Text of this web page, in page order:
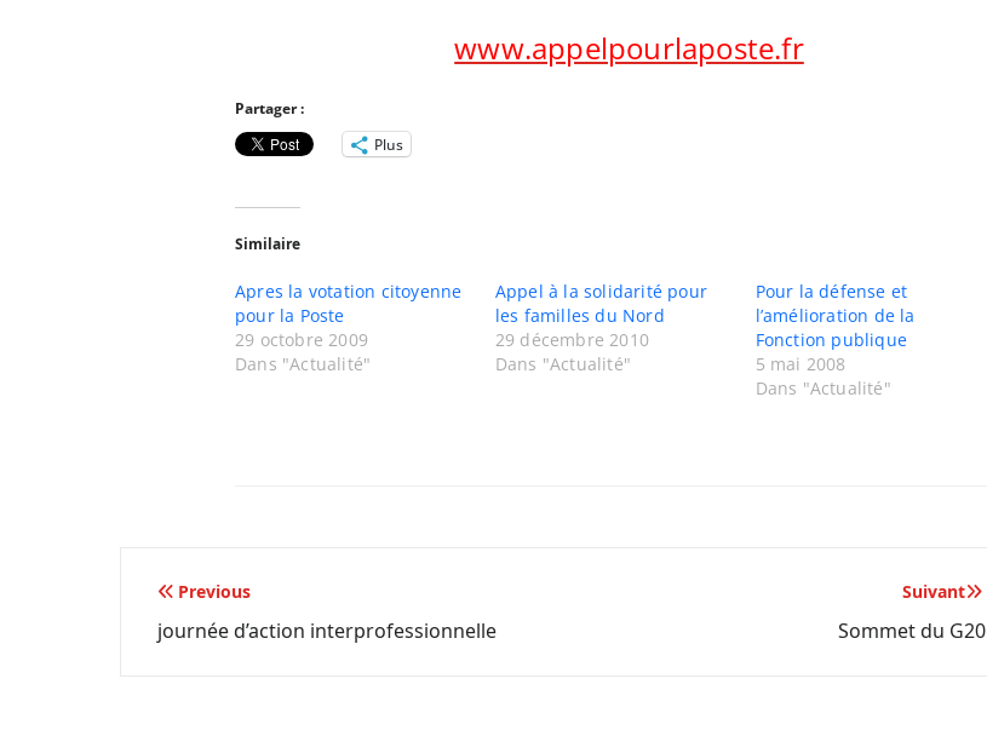
www.appelpourlaposte.fr
Partager :
Plus
Similaire
Apres la votation citoyenne
pour la Poste
29 octobre 2009
Dans "Actualité"
Appel à la solidarité pour
les familles du Nord
29 décembre 2010
Dans "Actualité"
Pour la défense et
l’amélioration de la
Fonction publique
5 mai 2008
Dans "Actualité"
Navigation
de
Previous
journée d’action interprofessionnelle
Suivant
Sommet du G20